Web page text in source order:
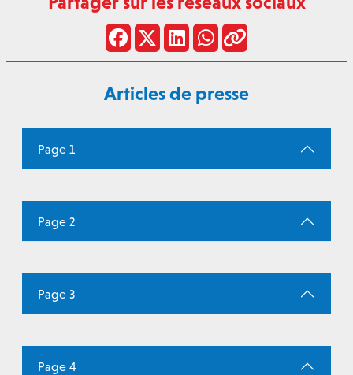
Articles de presse
Page 1
Page 2
Page 3
Page 4